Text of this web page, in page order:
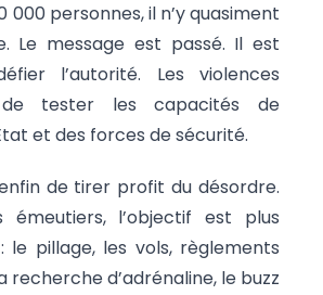
000 personnes, il n’y quasiment
Le message est passé. Il est
l’autorité. Les violences
tester les capacités de
et des forces de sécurité.
de tirer profit du désordre.
émeutiers, l’objectif est plus
le pillage, les vols, règlements
recherche d’adrénaline, le buzz